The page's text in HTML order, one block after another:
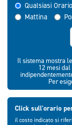
Qualsiasi Orario
Mattina
Il sistema mostra
12 mesi
Per
Click sull'orario
il costo indicato si